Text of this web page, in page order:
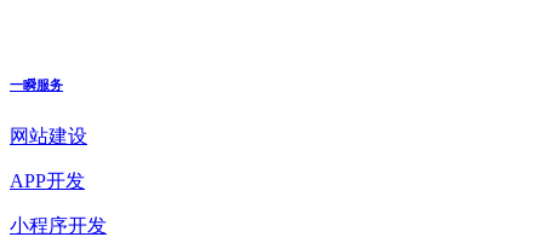
一瞬服务
网站建设
APP开发
小程序开发